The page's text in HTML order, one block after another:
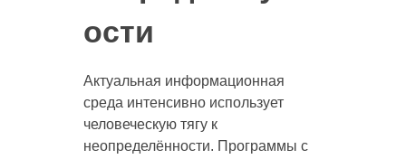
ости
Актуальная информационная
среда интенсивно использует
человеческую тягу к
неопределённости. Программы с